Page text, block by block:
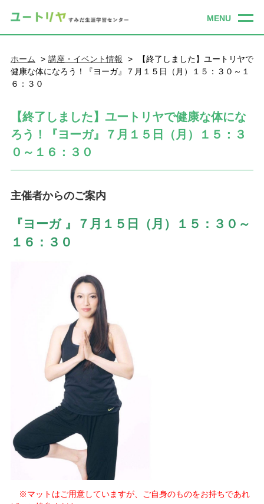
ホーム 講座・イベント情報
【終了しました】ユートリヤで
健康な体になろう！『ヨーガ』７月１５日（月）１５：３０～１
６：３０
【終了しました】ユートリヤで健康な体にな
ろう！『ヨーガ』７月１５日（月）１５：３
０～１６：３０
主催者からのご案内
『ヨーガ 』７月１５ 日（月）１５：３０～
１６：３０
※マットはご用意していますが、ご自身のものをお持ちであれ